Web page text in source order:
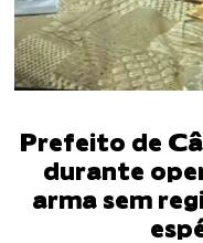
Prefeito de
durante
arma sem